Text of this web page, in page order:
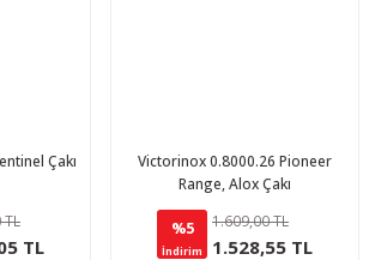
Çakı
TL
TL
Victorinox 0.8000.26 Pioneer
Range, Alox Çakı
%5
İndirim
1.609,00 TL
1.528,55 TL